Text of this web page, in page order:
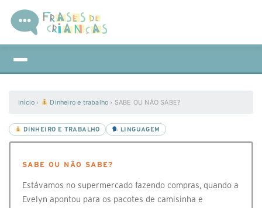
Início › Dinheiro e trabalho › SABE OU NÃO SABE?
DINHEIRO E TRABALHO LINGUAGEM
SABE OU NÃO SABE?
Estávamos no supermercado fazendo compras, quando a
Evelyn apontou para os pacotes de camisinha e